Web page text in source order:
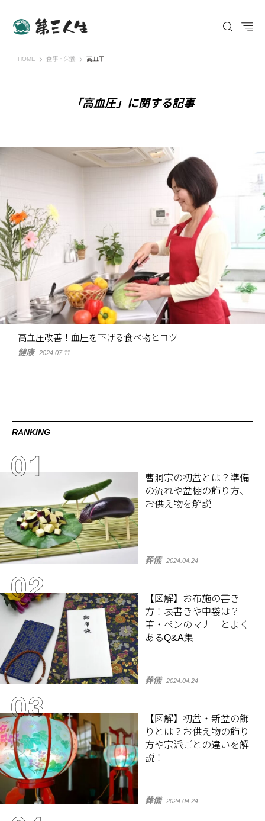
HOME 第三人生 〜寄り道の歩き方〜
食事・栄養 高血圧
「高血圧」に関する記事
高血圧改善！血圧を下げる食べ物とコツ
健康 2024.07.11
RANKING
曹洞宗の初盆とは？準備
の流れや盆棚の飾り方、
お供え物を解説
葬儀 2024.04.24
【図解】お布施の書き
方！表書きや中袋は？
筆・ペンのマナーとよく
あるQ&A集
葬儀 2024.04.24
【図解】初盆・新盆の飾
りとは？お供え物の飾り
方や宗派ごとの違いを解
説！
葬儀 2024.04.24